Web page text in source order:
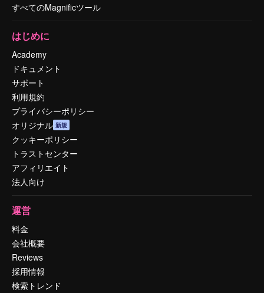
すべてのMagnificツール
はじめに
Academy
ドキュメント
サポート
利用規約
プライバシーポリシー
オリジナル 新規
クッキーポリシー
トラストセンター
アフィリエイト
法人向け
運営
料金
会社概要
Reviews
採用情報
検索トレンド